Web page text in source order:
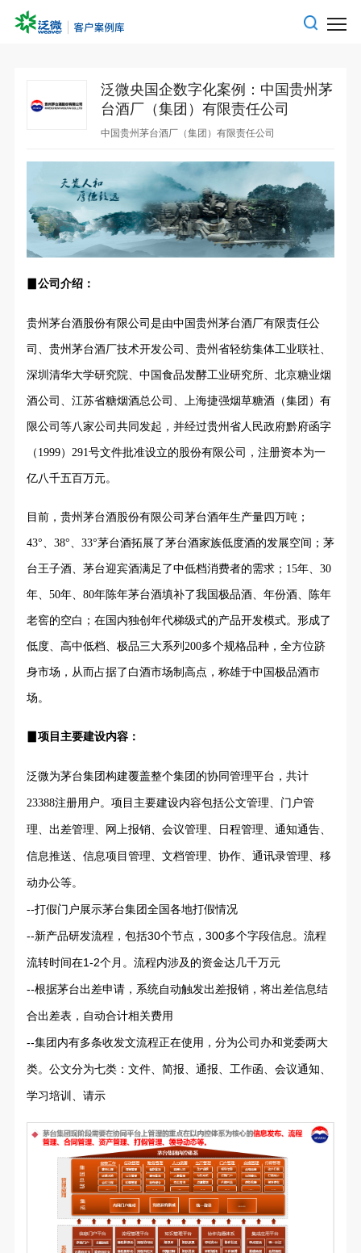
泛微央国企数字化案例：中国贵州茅
台酒厂（集团）有限责任公司
中国贵州茅台酒厂（集团）有限责任公司
▊公司介绍：
贵州茅台酒股份有限公司是由中国贵州茅台酒厂有限责任公
司、贵州茅台酒厂技术开发公司、贵州省轻纺集体工业联社、
深圳清华大学研究院、中国食品发酵工业研究所、北京糖业烟
酒公司、江苏省糖烟酒总公司、上海捷强烟草糖酒（集团）有
限公司等八家公司共同发起，并经过贵州省人民政府黔府函字
（1999）291号文件批准设立的股份有限公司，注册资本为一
亿八千五百万元。
目前，贵州茅台酒股份有限公司茅台酒年生产量四万吨；
43°、38°、33°茅台酒拓展了茅台酒家族低度酒的发展空间；茅
台王子酒、茅台迎宾酒满足了中低档消费者的需求；15年、30
年、50年、80年陈年茅台酒填补了我国极品酒、年份酒、陈年
老窖的空白；在国内独创年代梯级式的产品开发模式。形成了
低度、高中低档、极品三大系列200多个规格品种，全方位跻
身市场，从而占据了白酒市场制高点，称雄于中国极品酒市
场。
▊项目主要建设内容：
泛微为茅台集团构建覆盖整个集团的协同管理平台，共计
23388注册用户。项目主要建设内容包括公文管理、门户管
理、出差管理、网上报销、会议管理、日程管理、通知通告、
信息推送、信息项目管理、文档管理、协作、通讯录管理、移
动办公等。
--打假门户展示茅台集团全国各地打假情况
--新产品研发流程，包括30个节点，300多个字段信息。流程
流转时间在1-2个月。流程内涉及的资金达几千万元
--根据茅台出差申请，系统自动触发出差报销，将出差信息结
合出差表，自动合计相关费用
--集团内有多条收发文流程正在使用，分为公司办和党委两大
类。公文分为七类：文件、简报、通报、工作函、会议通知、
学习培训、请示